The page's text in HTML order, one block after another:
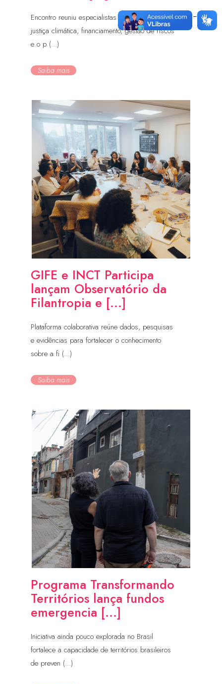
Encontro reuniu especialistas para discutir
justiça climática, financiamento, gestão de riscos
e o p (...)
Saiba mais
GIFE e INCT Participa
lançam Observatório da
Filantropia e [...]
Plataforma colaborativa reúne dados, pesquisas
e evidências para fortalecer o conhecimento
sobre a fi (...)
Saiba mais
Programa Transformando
Territórios lança fundos
emergencia [...]
Iniciativa ainda pouco explorada no Brasil
fortalece a capacidade de territórios brasileiros
de preven (...)